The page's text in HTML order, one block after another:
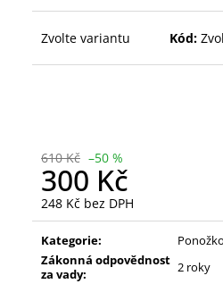
Zvolte variantu Kód:
610 Kč –50 %
300 Kč
248 Kč bez DPH
Měrná
cena:
Kategorie:
Zákonná odpovědnost
za vady:
2 roky
2. JAKOST
BÉŽOVÉ
390 Kč